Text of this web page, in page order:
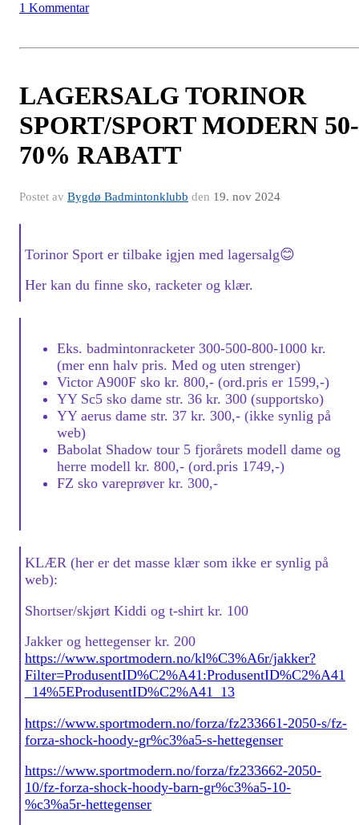
1 Kommentar
LAGERSALG TORINOR
SPORT/SPORT MODERN 50-
70% RABATT
Postet av Bygdø Badmintonklubb den 19. nov 2024
Torinor Sport er tilbake igjen med lagersalg😊
Her kan du finne sko, racketer og klær.
Eks. badmintonracketer 300-500-800-1000 kr.
(mer enn halv pris. Med og uten strenger)
Victor A900F sko kr. 800,- (ord.pris er 1599,-)
YY Sc5 sko dame str. 36 kr. 300 (supportsko)
YY aerus dame str. 37 kr. 300,- (ikke synlig på
web)
Babolat Shadow tour 5 fjorårets modell dame og
herre modell kr. 800,- (ord.pris 1749,-)
FZ sko vareprøver kr. 300,-
KLÆR (her er det masse klær som ikke er synlig på
web):
Shortser/skjørt Kiddi og t-shirt kr. 100
Jakker og hettegenser kr. 200
https://www.sportmodern.no/kl%C3%A6r/jakker?
Filter=ProdusentID%C2%A41:ProdusentID%C2%A41
_14%5EProdusentID%C2%A41_13
https://www.sportmodern.no/forza/fz233661-2050-s/fz-
forza-shock-hoody-gr%c3%a5-s-hettegenser
https://www.sportmodern.no/forza/fz233662-2050-
10/fz-forza-shock-hoody-barn-gr%c3%a5-10-
%c3%a5r-hettegenser